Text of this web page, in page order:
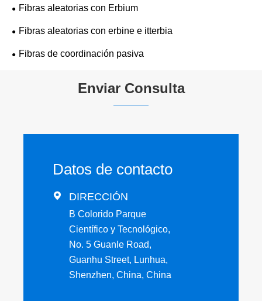
Fibras aleatorias con Erbium
Fibras aleatorias con erbine e itterbia
Fibras de coordinación pasiva
Enviar Consulta
Datos de contacto
 DIRECCIÓN
B Colorido Parque
Científico y Tecnológico,
No. 5 Guanle Road,
Guanhu Street, Lunhua,
Shenzhen, China, China